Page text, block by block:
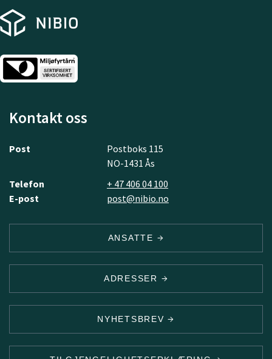
Kontakt oss
Post
Postboks 115
NO-1431 Ås
Telefon
+ 47 406 04 100
E-post
post@nibio.no
ANSATTE
ADRESSER
NYHETSBREV